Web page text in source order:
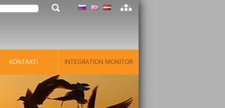
KONTAKTI INTEGRATION MONITOR